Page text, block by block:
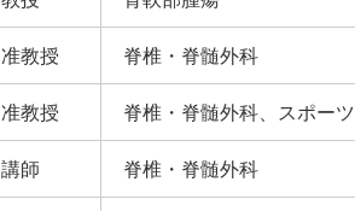
准教授 脊椎・脊髄外科
准教授 脊椎・脊髄外科、スポーツ
講師 脊椎・脊髄外科